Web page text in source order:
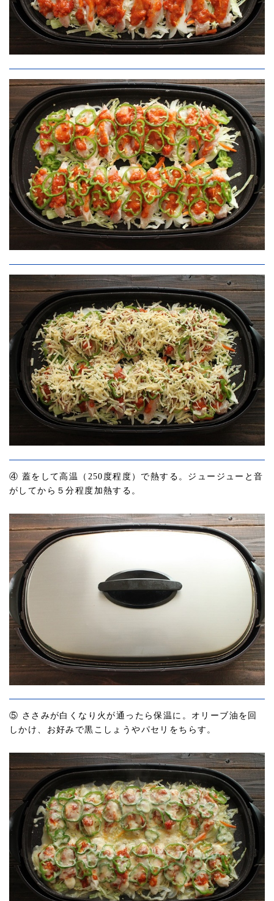
④ 蓋をして高温（250度程度）で熱する。ジュージューと音
がしてから５分程度加熱する。
⑤ ささみが白くなり火が通ったら保温に。オリーブ油を回
しかけ、お好みで黒こしょうやパセリをちらす。